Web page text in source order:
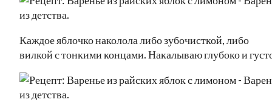
Каждое яблочко наколола либо зубочисткой, либо
вилкой с тонкими концами. Накалываю глубоко и